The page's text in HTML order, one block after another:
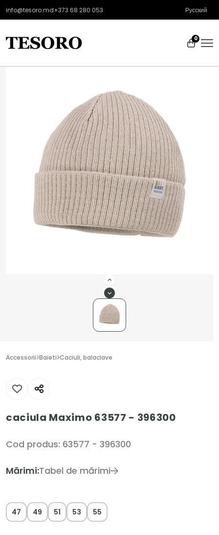
info@tesoro.md+373 68 280 053 Русский
0
Accessorii Baieti Caciuli, balaclave
caciula Maximo 63577 - 396300
Cod produs: 63577 - 396300
Mărimi:Tabel de mărimi
47 49 51 53 55